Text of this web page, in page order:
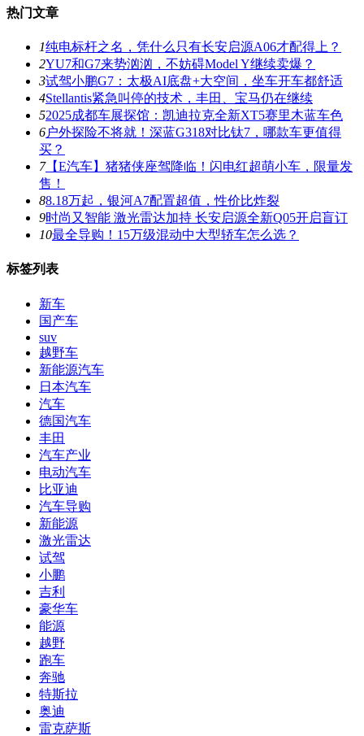
热门文章
1纯电标杆之名，凭什么只有长安启源A06才配得上？
2YU7和G7来势汹汹，不妨碍Model Y继续卖爆？
3试驾小鹏G7：太极AI底盘+大空间，坐车开车都舒适
4Stellantis紧急叫停的技术，丰田、宝马仍在继续
52025成都车展探馆：凯迪拉克全新XT5赛里木蓝车色
6户外探险不将就！深蓝G318对比钛7，哪款车更值得
买？
7【E汽车】猪猪侠座驾降临！闪电红超萌小车，限量发
售！
88.18万起，银河A7配置超值，性价比炸裂
9时尚又智能 激光雷达加持 长安启源全新Q05开启盲订
10最全导购！15万级混动中大型轿车怎么选？
标签列表
新车
国产车
suv
越野车
新能源汽车
日本汽车
汽车
德国汽车
丰田
汽车产业
电动汽车
比亚迪
汽车导购
新能源
激光雷达
试驾
小鹏
吉利
豪华车
能源
越野
跑车
奔驰
特斯拉
奥迪
雷克萨斯